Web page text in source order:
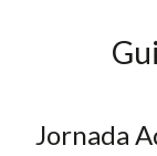
Jornada